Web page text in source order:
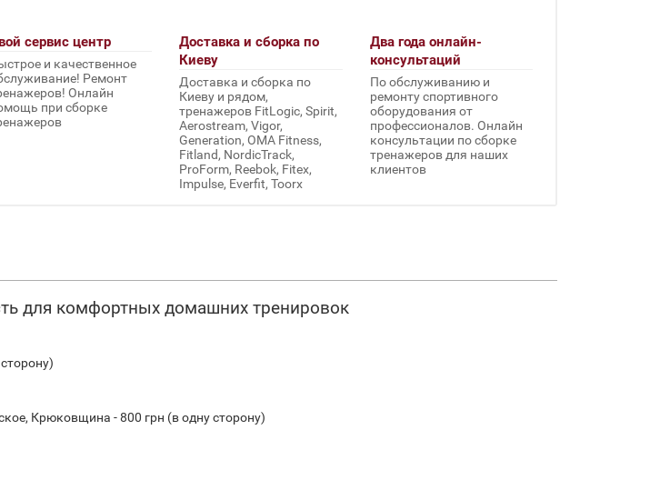
сервис центр
и качественное
Ремонт
Онлайн
при сборке
Доставка и сборка по
Киеву
Доставка и сборка по
Киеву и рядом,
тренажеров FitLogic, Spirit,
Aerostream, Vigor,
Generation, OMA Fitness,
Fitland, NordicTrack,
ProForm, Reebok, Fitex,
Impulse, Everfit, Toorx
Два года онлайн-
консультаций
По обслуживанию и
ремонту спортивного
оборудования от
профессионалов. Онлайн
консультации по сборке
тренажеров для наших
клиентов
для комфортных домашних тренировок
Крюковщина - 800 грн (в одну сторону)